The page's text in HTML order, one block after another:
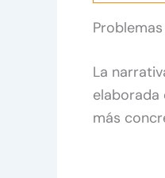
La
elaborada
más